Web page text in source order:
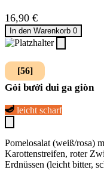
16,90 €
In den Warenkorb 0
[56]
Gỏi bưởi dui ga giòn
leicht scharf
Pomelosalat (weiß/rosa)
Karottenstreifen, roter
Erdnüssen (leicht bitter,